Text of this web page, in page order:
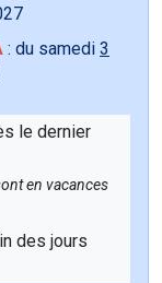
: du samedi 3
le dernier
en vacances
des jours